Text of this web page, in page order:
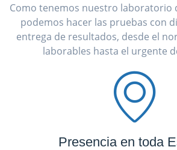
Como tenemos nuestro laboratorio
podemos hacer las pruebas con
entrega de resultados, desde el
laborables hasta el urgente
Presencia en toda